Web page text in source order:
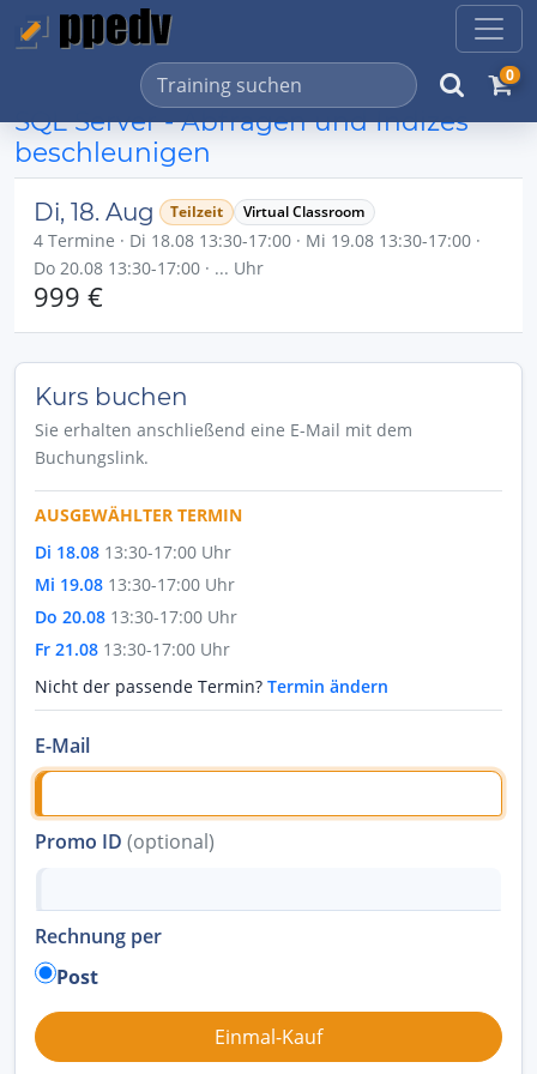
0
SQL Server - Abfragen und Indizes
beschleunigen
Di, 18. Aug Teilzeit Virtual Classroom
4 Termine · Di 18.08 13:30-17:00 · Mi 19.08 13:30-17:00 ·
Do 20.08 13:30-17:00 · ... Uhr
999 €
Kurs buchen
Sie erhalten anschließend eine E-Mail mit dem
Buchungslink.
AUSGEWÄHLTER TERMIN
Di 18.08 13:30-17:00 Uhr
Mi 19.08 13:30-17:00 Uhr
Do 20.08 13:30-17:00 Uhr
Fr 21.08 13:30-17:00 Uhr
Nicht der passende Termin? Termin ändern
E-Mail
Promo ID (optional)
Rechnung per
Post